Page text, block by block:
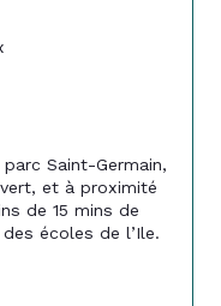
Saint-Germain,
et à proximité
de 15 mins de
écoles de l’Ile.